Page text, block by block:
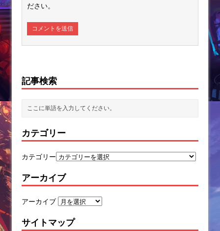
ださい。
記事検索
カテゴリー
カテゴリー
アーカイブ
アーカイブ
サイトマップ